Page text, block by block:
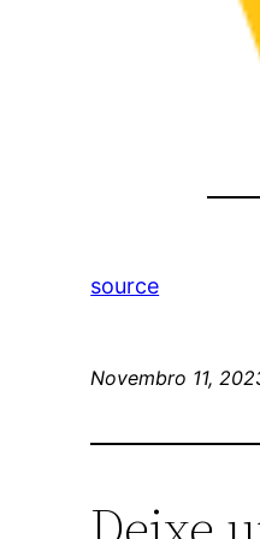
source
Novembro 11,